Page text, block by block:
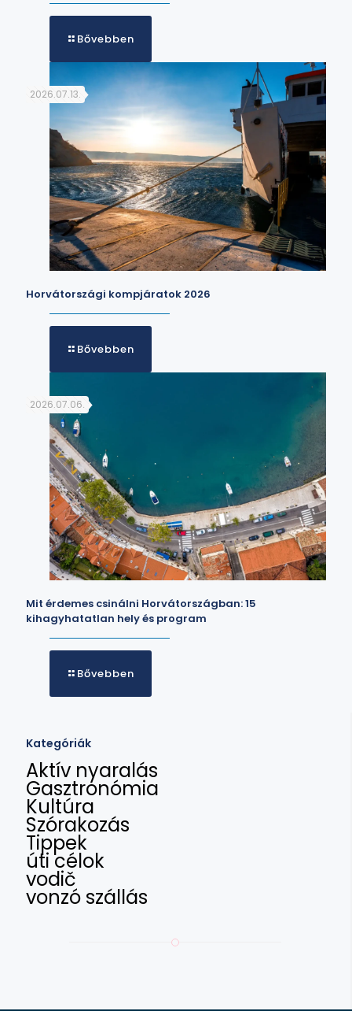
Bővebben
2026.07.13.
Horvátországi kompjáratok 2026
Bővebben
2026.07.06.
Mit érdemes csinálni Horvátországban: 15
kihagyhatatlan hely és program
Bővebben
Kategóriák
Aktív nyaralás
Gasztronómia
Kultúra
Szórakozás
Tippek
úti célok
vodič
vonzó szállás